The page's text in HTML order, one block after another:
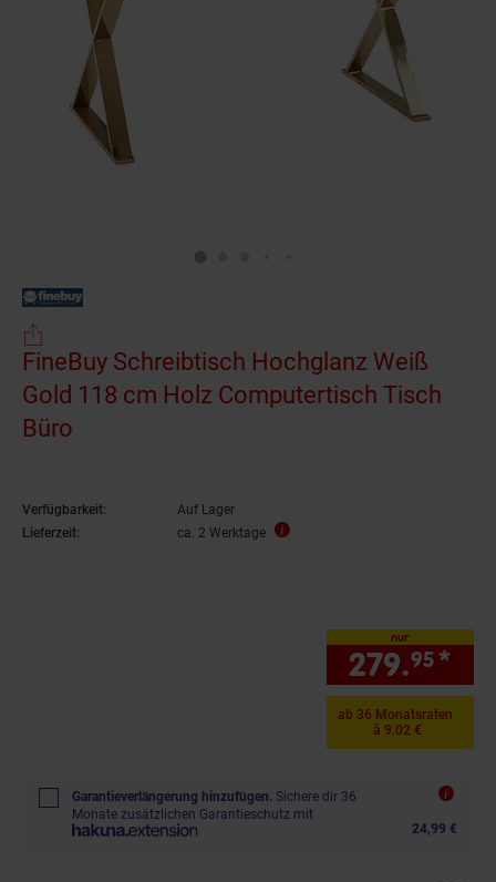
FineBuy Schreibtisch Hochglanz Weiß
Gold 118 cm Holz Computertisch Tisch
Büro
Verfügbarkeit:
Auf Lager
Lieferzeit:
ca. 2 Werktage
nur
279.95 *
ab 36 Monatsraten
à 9.02 €
Garantieverlängerung hinzufügen. Sichere dir 36
Monate zusätzlichen Garantieschutz mit
24,99 €